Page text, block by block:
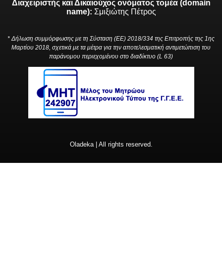
Διαχειριστής και Δικαιούχος ονόματος τομέα (domain
name): Σμιξιώτης Πέτρος
* Δήλωση συμμόρφωσης με τη Σύσταση (ΕΕ) 2018/334 της Επιτροπής της 1ης
Μαρτίου 2018, σχετικά με τα μέτρα για την αποτελεσματική αντιμετώπιση του
παράνομου περιεχομένου στο διαδίκτυο (L 63)
Oladeka | All rights reserved.